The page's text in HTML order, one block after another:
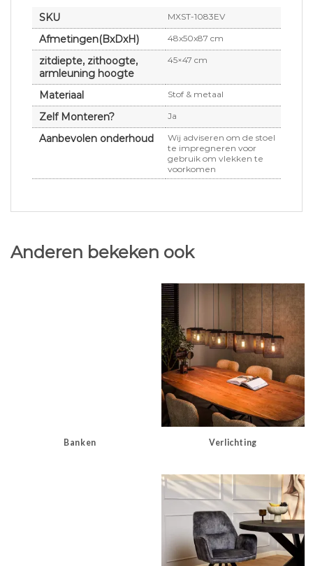
SKU MXST-1083EV
Afmetingen(BxDxH) 48x50x87 cm
zitdiepte, zithoogte,
armleuning hoogte
45×47 cm
Materiaal Stof & metaal
Zelf Monteren? Ja
Aanbevolen onderhoud
Wij adviseren om de stoel
te impregneren voor
gebruik om vlekken te
voorkomen
Anderen bekeken ook
Banken Verlichting